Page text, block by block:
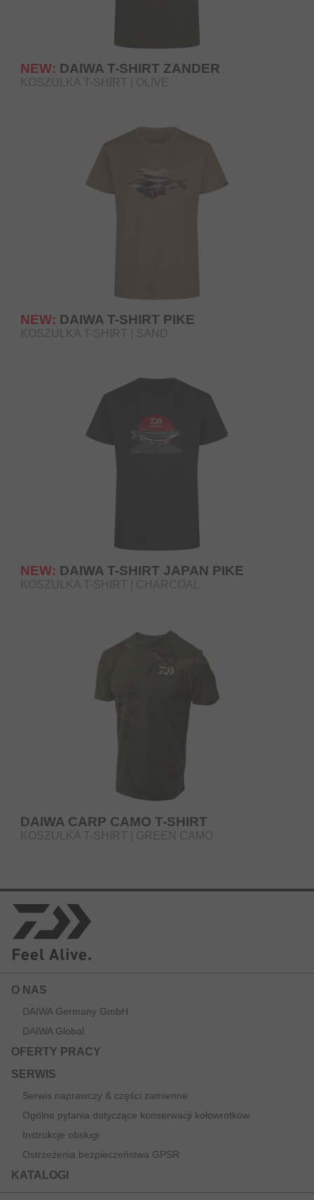
NEW: DAIWA T-SHIRT ZANDER
KOSZULKA T-SHIRT | OLIVE
NEW: DAIWA T-SHIRT PIKE
KOSZULKA T-SHIRT | SAND
NEW: DAIWA T-SHIRT JAPAN PIKE
KOSZULKA T-SHIRT | CHARCOAL
DAIWA CARP CAMO T-SHIRT
KOSZULKA T-SHIRT | GREEN CAMO
O NAS
DAIWA Germany GmbH
DAIWA Global
OFERTY PRACY
SERWIS
Serwis naprawczy & części zamienne
Ogólne pytania dotyczące konserwacji kołowrotków
Instrukcje obsługi
Ostrzeżenia bezpieczeństwa GPSR
KATALOGI